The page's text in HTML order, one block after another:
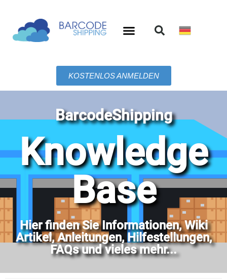
KOSTENLOS ANMELDEN
BarcodeShipping
Knowledge
Base
Hier finden Sie Informationen, Wiki
Artikel, Anleitungen, Hilfestellungen,
FAQs und vieles mehr...